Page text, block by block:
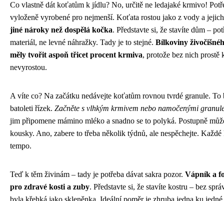
Co vlastně dát koťatům k jídlu? No, určitě ne ledajaké krmivo!
vyloženě vyrobené pro nejmenší. Koťata rostou jako z vody a
jiné nároky než dospělá kočka. Představte si, že stavíte dům –
materiál, ne levné náhražky. Tady je to stejné. Bílkoviny
měly tvořit aspoň třicet procent krmiva, protože bez nich prostě
nevyrostou.
A víte co? Na začátku nedávejte koťatům rovnou tvrdé granule.
batoleti řízek. Začněte s vlhkým krmivem nebo namočenými
jim připomene mámino mléko a snadno se to polyká. Postupně
kousky. Ano, zabere to třeba několik týdnů, ale nespěchejte.
tempo.
Teď k těm živinám – tady je potřeba dávat sakra pozor. Vápník a
pro zdravé kosti a zuby. Představte si, že stavíte kostru – bez